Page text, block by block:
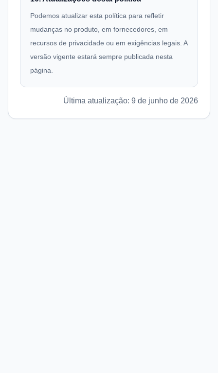
Podemos atualizar esta política para refletir
mudanças no produto, em fornecedores, em
recursos de privacidade ou em exigências legais. A
versão vigente estará sempre publicada nesta
página.
Última atualização: 9 de junho de 2026